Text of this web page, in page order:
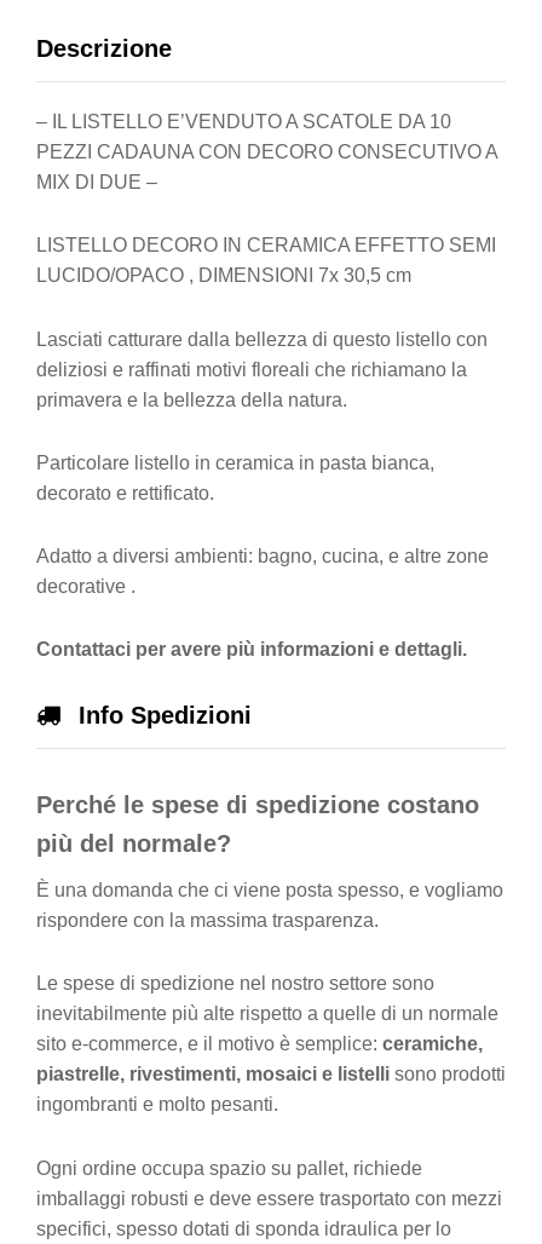
Descrizione
– IL LISTELLO E’VENDUTO A SCATOLE DA 10
PEZZI CADAUNA CON DECORO CONSECUTIVO A
MIX DI DUE –
LISTELLO DECORO IN CERAMICA EFFETTO SEMI
LUCIDO/OPACO , DIMENSIONI 7x 30,5 cm
Lasciati catturare dalla bellezza di questo listello con
deliziosi e raffinati motivi floreali che richiamano la
primavera e la bellezza della natura.
Particolare listello in ceramica in pasta bianca,
decorato e rettificato.
Adatto a diversi ambienti: bagno, cucina, e altre zone
decorative .
Contattaci per avere più informazioni e dettagli.
Info Spedizioni
Perché le spese di spedizione costano
più del normale?
È una domanda che ci viene posta spesso, e vogliamo
rispondere con la massima trasparenza.
Le spese di spedizione nel nostro settore sono
inevitabilmente più alte rispetto a quelle di un normale
sito e-commerce, e il motivo è semplice: ceramiche,
piastrelle, rivestimenti, mosaici e listelli sono prodotti
ingombranti e molto pesanti.
Ogni ordine occupa spazio su pallet, richiede
imballaggi robusti e deve essere trasportato con mezzi
specifici, spesso dotati di sponda idraulica per lo